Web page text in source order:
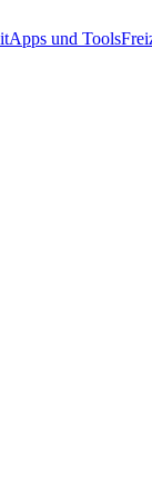
Apps und Tools